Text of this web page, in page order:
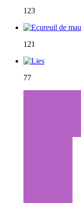
123
121
77